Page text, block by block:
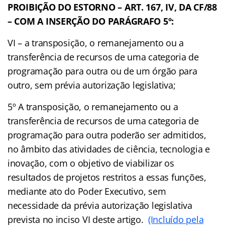
PROIBIÇÃO DO ESTORNO – ART. 167, IV, DA CF/88
– COM A INSERÇÃO DO PARÁGRAFO 5º:
VI – a transposição, o remanejamento ou a
transferência de recursos de uma categoria de
programação para outra ou de um órgão para
outro, sem prévia autorização legislativa;
5º A transposição, o remanejamento ou a
transferência de recursos de uma categoria de
programação para outra poderão ser admitidos,
no âmbito das atividades de ciência, tecnologia e
inovação, com o objetivo de viabilizar os
resultados de projetos restritos a essas funções,
mediante ato do Poder Executivo, sem
necessidade da prévia autorização legislativa
prevista no inciso VI deste artigo.(Incluído pela